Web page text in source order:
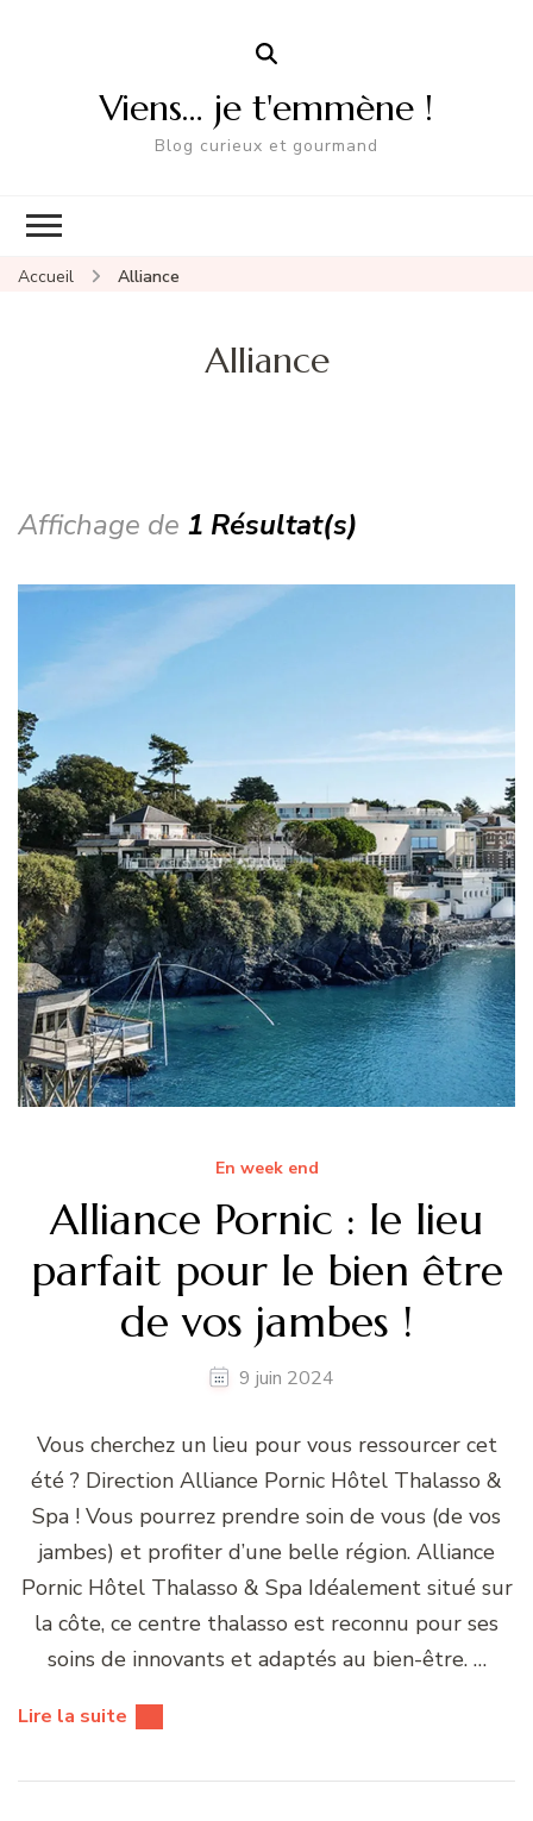
Viens… je t'emmène !
Blog curieux et gourmand
Accueil Alliance
Alliance
Affichage de 1 Résultat(s)
En week end
Alliance Pornic : le lieu
parfait pour le bien être
de vos jambes !
9 juin 2024
Vous cherchez un lieu pour vous ressourcer cet
été ? Direction Alliance Pornic Hôtel Thalasso &
Spa ! Vous pourrez prendre soin de vous (de vos
jambes) et profiter d’une belle région. Alliance
Pornic Hôtel Thalasso & Spa Idéalement situé sur
la côte, ce centre thalasso est reconnu pour ses
soins de innovants et adaptés au bien-être. …
Lire la suite